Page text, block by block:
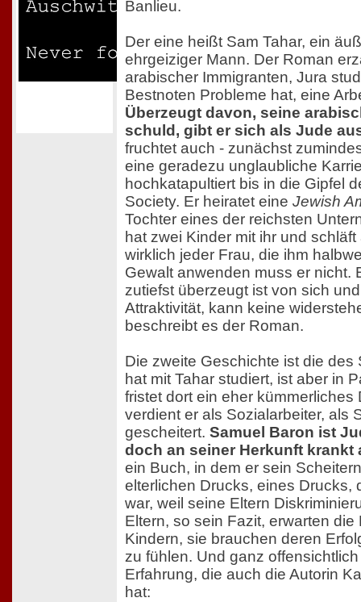
Banlieu.
Der eine heißt Sam Tahar, ein
ehrgeiziger Mann. Der Roman
arabischer Immigranten, Jura
Bestnoten Probleme hat, eine
Überzeugt davon, seine
schuld, gibt er sich als Jude
fruchtet auch - zunächst
eine geradezu unglaubliche
hochkatapultiert bis in die Gipfel
Society. Er heiratet eine Jewish
Tochter eines der reichsten
hat zwei Kinder mit ihr und
wirklich jeder Frau, die ihm
Gewalt anwenden muss er nicht.
zutiefst überzeugt ist von sich
Attraktivität, kann keine
beschreibt es der Roman.
Die zweite Geschichte ist die des
hat mit Tahar studiert, ist aber in
fristet dort ein eher kümmerliches
verdient er als Sozialarbeiter, als
gescheitert. Samuel Baron ist
doch an seiner Herkunft krankt
ein Buch, in dem er sein
elterlichen Drucks, eines Drucks,
war, weil seine Eltern
Eltern, so sein Fazit, erwarten
Kindern, sie brauchen deren
zu fühlen. Und ganz
Erfahrung, die auch die Autorin
hat: